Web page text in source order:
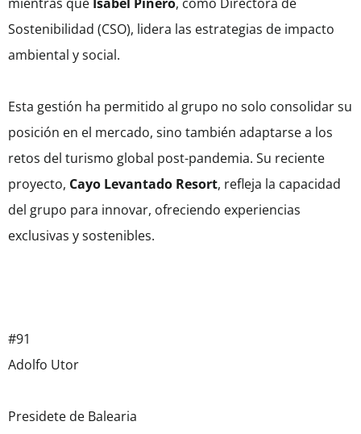
Sostenibilidad (CSO), lidera las estrategias de impacto
ambiental y social.
Esta gestión ha permitido al grupo no solo consolidar su
posición en el mercado, sino también adaptarse a los
retos del turismo global post-pandemia. Su reciente
proyecto, Cayo Levantado Resort, refleja la capacidad
del grupo para innovar, ofreciendo experiencias
exclusivas y sostenibles.
#91
Adolfo Utor
Presidete de Balearia